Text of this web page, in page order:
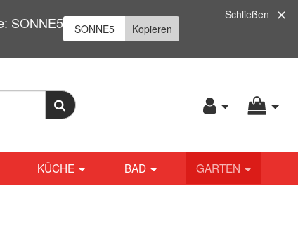
SONNE5 Kopieren
Schließen
KÜCHE BAD GARTEN